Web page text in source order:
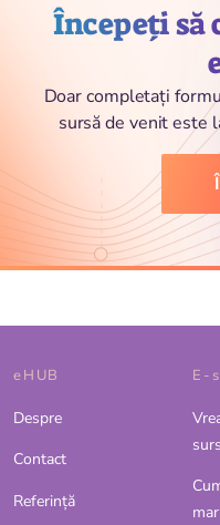
Începeți să
Doar completați
sursă de venit este
eHUB
Despre
Contact
Referinţă
E-